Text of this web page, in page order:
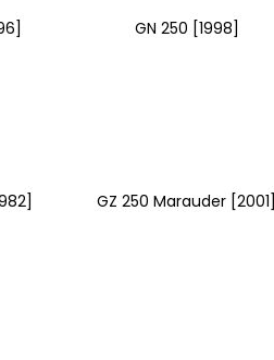
GN 250 [1998]
GZ 250 Marauder [2001]